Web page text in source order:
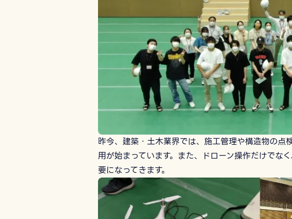
昨今、建築・土木業界では、施工管理や構造物の
用が始まっています。また、ドローン操作だけでな
要になってきます。